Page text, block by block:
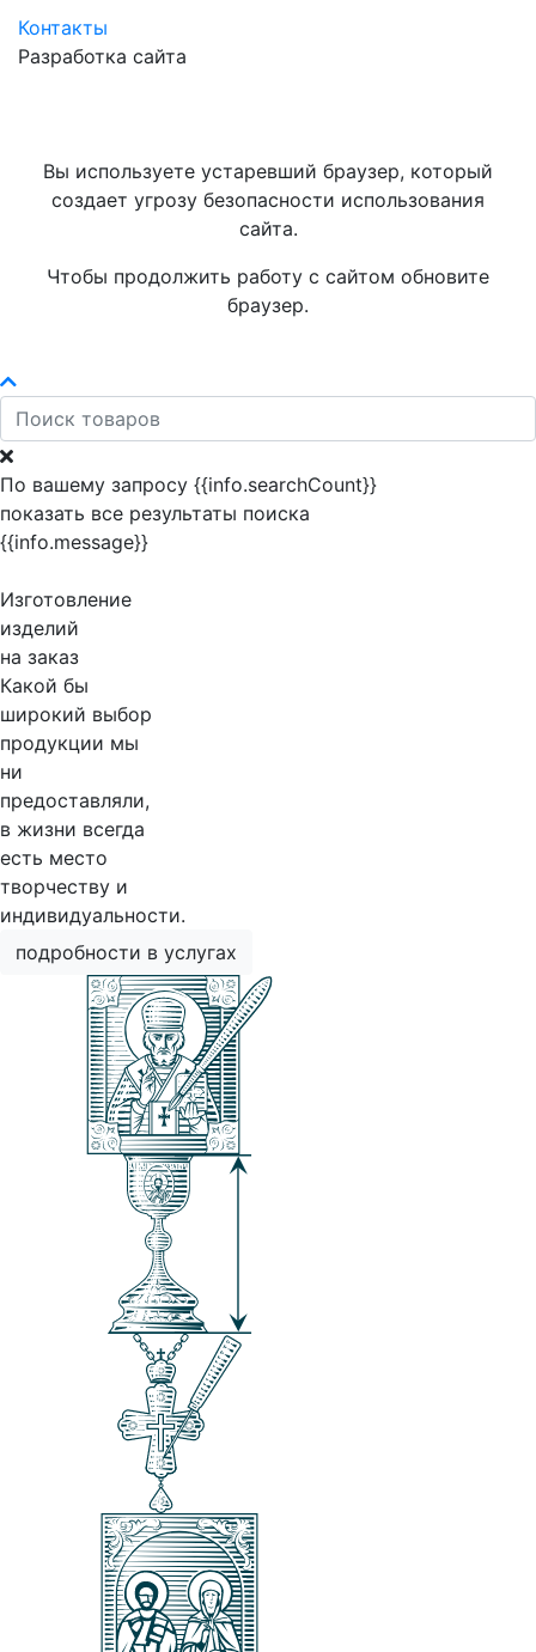
Контакты
Разработка сайта
Вы используете устаревший браузер, который
создает угрозу безопасности использования
сайта.
Чтобы продолжить работу с сайтом обновите
браузер.
По вашему запросу {{info.searchCount}}
показать все результаты поиска
{{info.message}}
Изготовление
изделий
на заказ
Какой бы
широкий выбор
продукции мы
ни
предоставляли,
в жизни всегда
есть место
творчеству и
индивидуальности.
подробности в услугах